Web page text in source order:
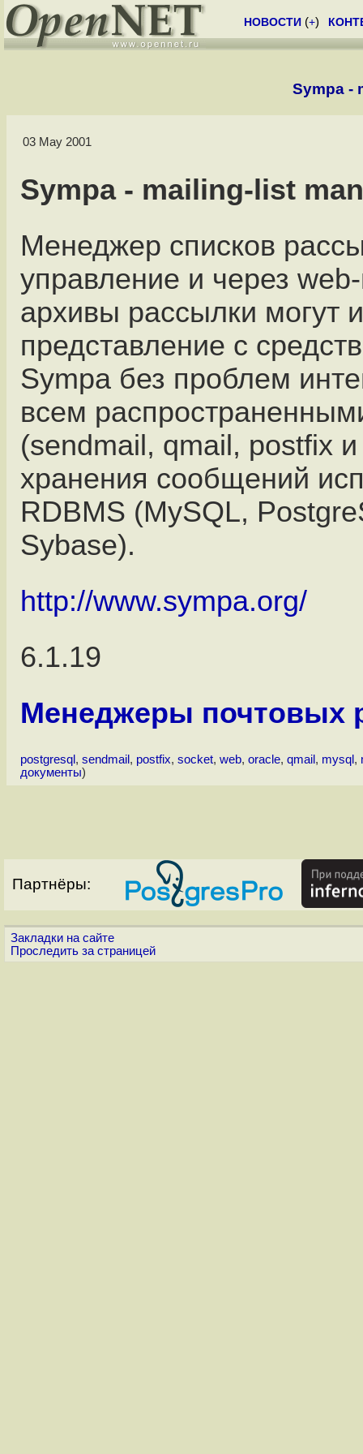
НОВОСТИ (+)
Sympa -
03 May 2001
Sympa - mailing-list
Менеджер списков
управление и через
архивы рассылки могут
представление с
Sympa без проблем
всем
(sendmail, qmail, postfix
хранения сообщений
RDBMS (MySQL,
Sybase).
http://www.sympa.org/
6.1.19
Менеджеры почтовых
postgresql , sendmail , postfix, socket, web, oracle, qmail , mysql ,
документы)
Партнёры:
Закладки на сайте
Проследить за страницей